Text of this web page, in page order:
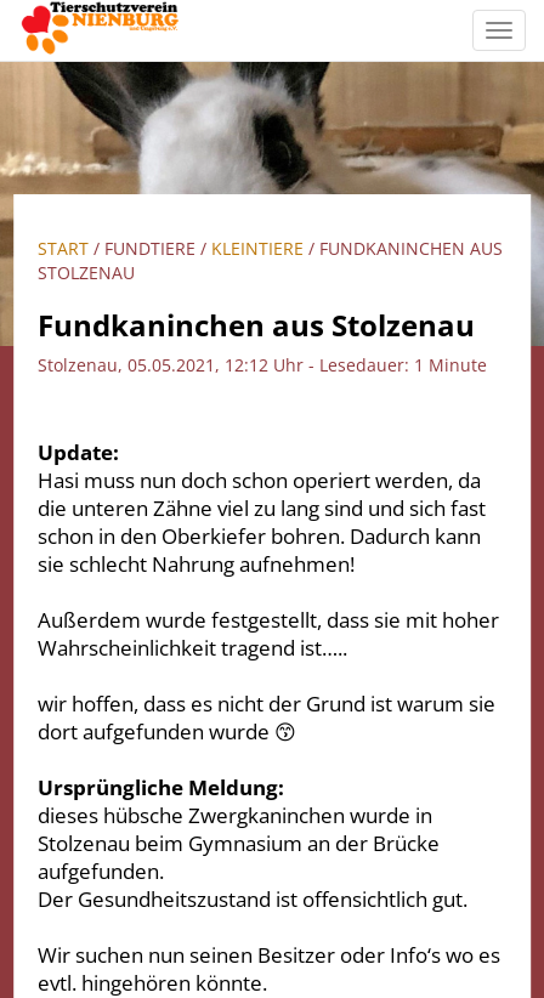
START / FUNDTIERE / KLEINTIERE / FUNDKANINCHEN AUS
STOLZENAU
Fundkaninchen aus Stolzenau
Stolzenau, 05.05.2021, 12:12 Uhr - Lesedauer: 1 Minute
Update:
Hasi muss nun doch schon operiert werden, da
die unteren Zähne viel zu lang sind und sich fast
schon in den Oberkiefer bohren. Dadurch kann
sie schlecht Nahrung aufnehmen!
Außerdem wurde festgestellt, dass sie mit hoher
Wahrscheinlichkeit tragend ist…..
wir hoffen, dass es nicht der Grund ist warum sie
dort aufgefunden wurde 😙
Ursprüngliche Meldung:
dieses hübsche Zwergkaninchen wurde in
Stolzenau beim Gymnasium an der Brücke
aufgefunden.
Der Gesundheitszustand ist offensichtlich gut.
Wir suchen nun seinen Besitzer oder Info‘s wo es
evtl. hingehören könnte.